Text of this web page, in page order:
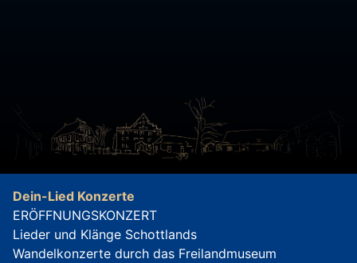
Dein-Lied Konzerte
ERÖFFNUNGSKONZERT
Lieder und Klänge Schottlands
Wandelkonzerte durch das Freilandmuseum